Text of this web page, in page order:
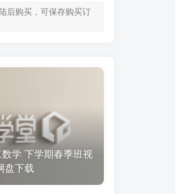
后购买，可保存购买订
学 下学期春季班视
盘下载